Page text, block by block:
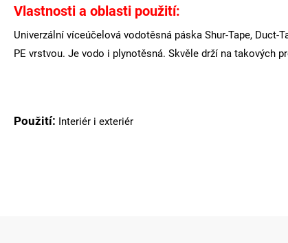
Vlastnosti a oblasti použití:
Univerzální víceúčelová vodotěsná páska Shur-Tape,
PE vrstvou. Je vodo i plynotěsná. Skvěle drží na takových
Použití: Interiér i exteriér